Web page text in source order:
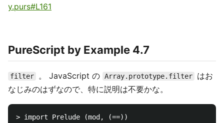
y.purs#L161
PureScript by Example 4.7
filter 。 JavaScript の Array.prototype.filter
はお
なじみのはずなので、特に説明は不要かな。
> import Prelude (mod, (==))